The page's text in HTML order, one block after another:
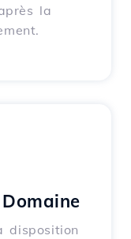
la
disposition